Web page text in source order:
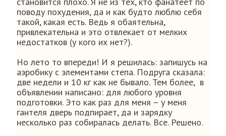
поводу похудения, да и как будто люблю себя
такой, какая есть. Ведь я обаятельна,
привлекательна и это отвлекает от мелких
недостатков (у кого их нет?).
Но лето то впереди! И я решилась: запишусь на
аэробику с элементами степа. Подруга сказала:
две недели и 10 кг как не бывало. Тем более, в
объявлении написано: для любого уровня
подготовки. Это как раз для меня – у меня
гантеля дверь подпирает, да и зарядку
несколько раз собиралась делать. Все. Решено.